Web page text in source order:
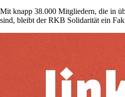
Mit knapp 38.000 Mitgliedern, die in
sind, bleibt der RKB Solidarität ein